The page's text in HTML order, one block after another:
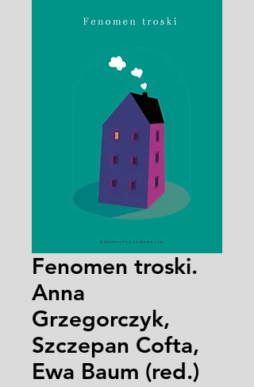
Fenomen troski.
Anna
Grzegorczyk,
Szczepan Cofta,
Ewa Baum (red.)